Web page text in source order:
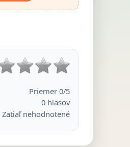
Priemer 0/5
0 hlasov
Zatiaľ nehodnotené